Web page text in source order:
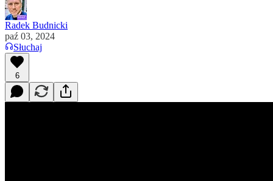
Radek Budnicki
paź 03, 2024
Słuchaj
6